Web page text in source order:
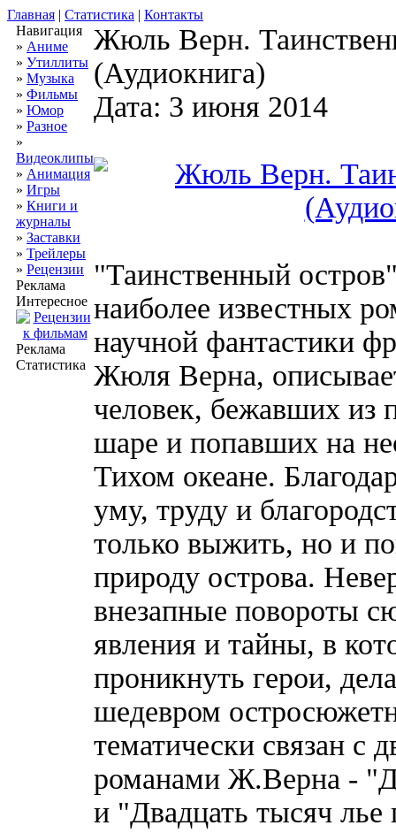
Главная | Статистика | Контакты
Навигация
» Аниме
» Утиллиты
» Музыка
» Фильмы
» Юмор
» Разное
»
Видеоклипы
» Анимация
» Игры
» Книги и
журналы
» Заставки
» Трейлеры
» Рецензии
Реклама
Интересное
Реклама
Статистика
Жюль Верн.
(Аудиокнига)
Дата: 3 июня 2014
"Таинственный
наиболее известных
научной фантастики
Жюля Верна,
человек, бежавших из
шаре и попавших на
Тихом океане.
уму, труду и
только выжить, но и
природу острова.
внезапные повороты
явления и тайны, в
проникнуть герои,
шедевром
тематически связан с
романами Ж.Верна -
и "Двадцать тысяч лье